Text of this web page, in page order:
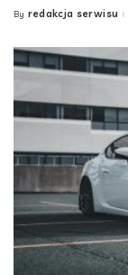
Posted
By redakcja serwisu